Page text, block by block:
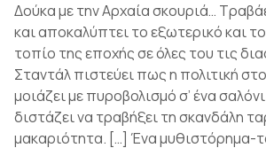
Δούκα με την Αρχαία σκουριά…
και αποκαλύπτει το εξωτερικό και
τοπίο της εποχής σε όλες του τις
Σταντάλ πιστεύει πως η πολιτική
μοιάζει με πυροβολισμό σ’ ένα
διστάζει να τραβήξει τη σκανδάλη
μακαριότητα. […] Ένα μυθιστόρημα-